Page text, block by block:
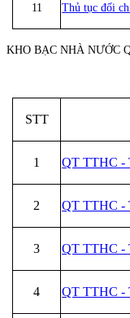
11 Thủ tục đối
KHO BẠC NHÀ NƯỚC
STT
1 QT TTHC -
2 QT TTHC -
3 QT TTHC -
4 QT TTHC -